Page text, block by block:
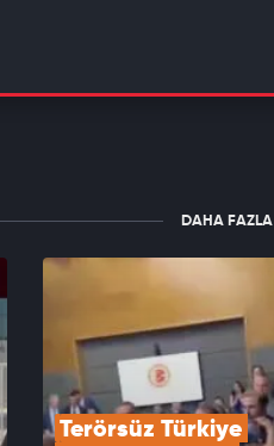
DAHA FAZLA
Terörsüz Türkiye